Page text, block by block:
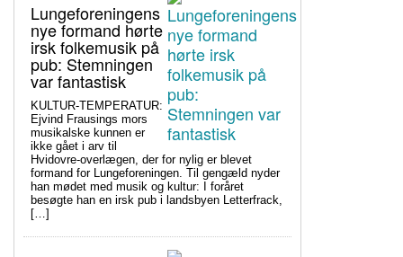
Lungeforeningens
nye formand hørte
irsk folkemusik på
pub: Stemningen
var fantastisk
KULTUR-TEMPERATUR:
Ejvind Frausings mors
musikalske kunnen er
ikke gået i arv til
Hvidovre-overlægen, der for nylig er blevet
formand for Lungeforeningen. Til gengæld nyder
han mødet med musik og kultur: I foråret
besøgte han en irsk pub i landsbyen Letterfrack,
[…]